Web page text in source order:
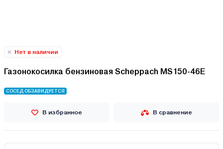
Нет в наличии
Газонокосилка бензиновая Scheppach MS150-46E
СОСЕД ОБЗАВИДУЕТСЯ
В избранное В сравнение